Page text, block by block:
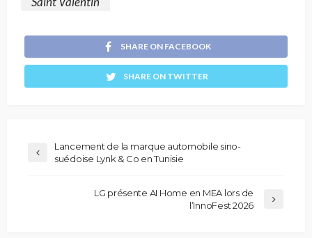
SHARE ON FACEBOOK
SHARE ON TWITTER
Lancement de la marque automobile sino-
suédoise Lynk & Co en Tunisie
LG présente AI Home en MEA lors de
l’InnoFest 2026